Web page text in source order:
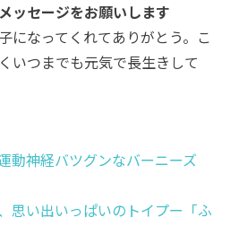
ッセージをお願いします
になってくれてありがとう。こ
いつまでも元気で長生きして
動神経バツグンなバーニーズ
思い出いっぱいのトイプー「ふ